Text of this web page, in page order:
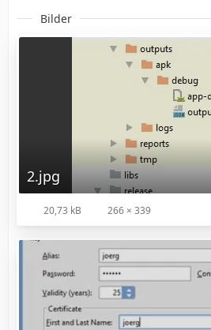
Bilder
2.jpg
20,73 kB 266 × 339